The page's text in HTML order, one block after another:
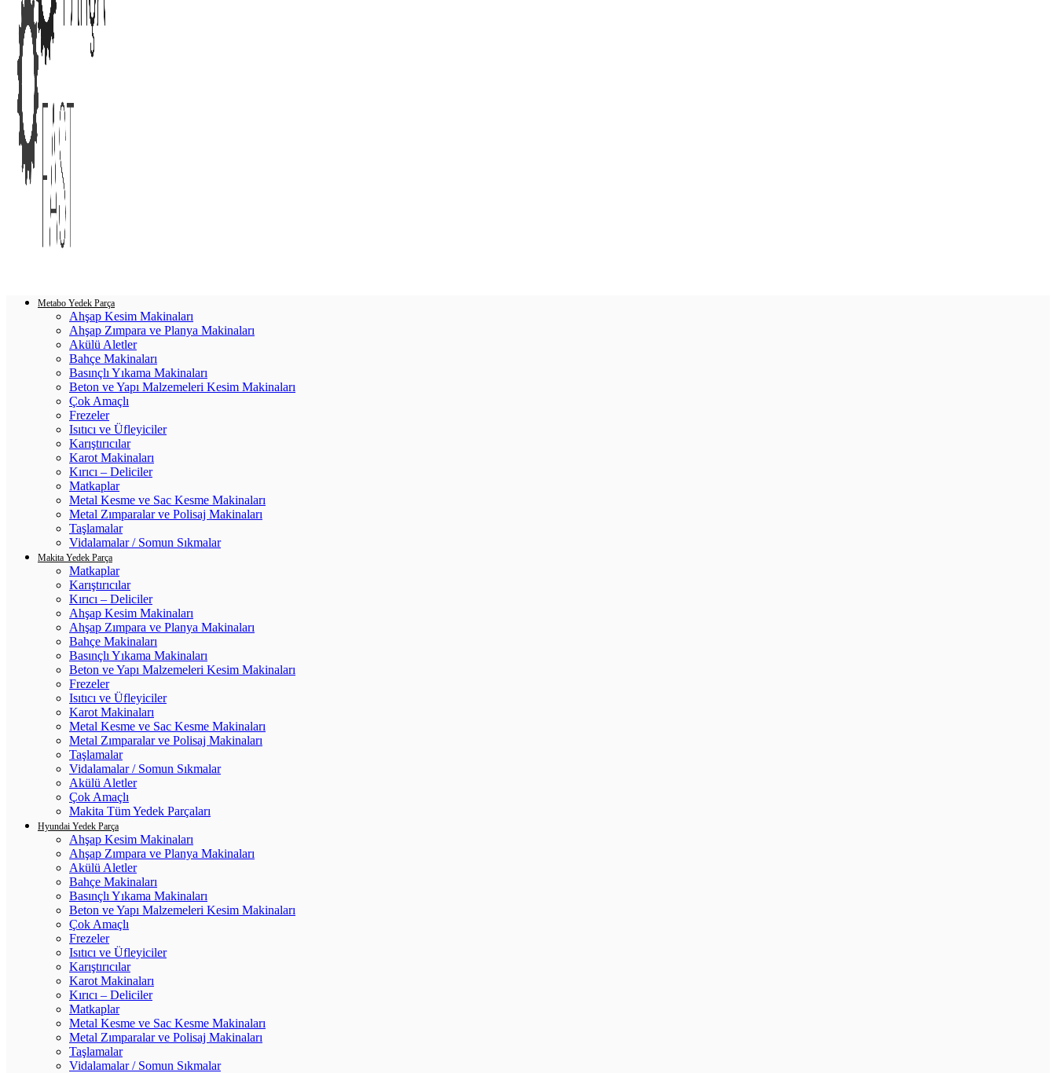
Metabo Yedek Parça
Ahşap Kesim Makinaları
Ahşap Zımpara ve Planya Makinaları
Akülü Aletler
Bahçe Makinaları
Basınçlı Yıkama Makinaları
Beton ve Yapı Malzemeleri Kesim Makinaları
Çok Amaçlı
Frezeler
Isıtıcı ve Üfleyiciler
Karıştırıcılar
Karot Makinaları
Kırıcı – Deliciler
Matkaplar
Metal Kesme ve Sac Kesme Makinaları
Metal Zımparalar ve Polisaj Makinaları
Taşlamalar
Vidalamalar / Somun Sıkmalar
Makita Yedek Parça
Matkaplar
Karıştırıcılar
Kırıcı – Deliciler
Ahşap Kesim Makinaları
Ahşap Zımpara ve Planya Makinaları
Bahçe Makinaları
Basınçlı Yıkama Makinaları
Beton ve Yapı Malzemeleri Kesim Makinaları
Frezeler
Isıtıcı ve Üfleyiciler
Karot Makinaları
Metal Kesme ve Sac Kesme Makinaları
Metal Zımparalar ve Polisaj Makinaları
Taşlamalar
Vidalamalar / Somun Sıkmalar
Akülü Aletler
Çok Amaçlı
Makita Tüm Yedek Parçaları
Hyundai Yedek Parça
Ahşap Kesim Makinaları
Ahşap Zımpara ve Planya Makinaları
Akülü Aletler
Bahçe Makinaları
Basınçlı Yıkama Makinaları
Beton ve Yapı Malzemeleri Kesim Makinaları
Çok Amaçlı
Frezeler
Isıtıcı ve Üfleyiciler
Karıştırıcılar
Karot Makinaları
Kırıcı – Deliciler
Matkaplar
Metal Kesme ve Sac Kesme Makinaları
Metal Zımparalar ve Polisaj Makinaları
Taşlamalar
Vidalamalar / Somun Sıkmalar